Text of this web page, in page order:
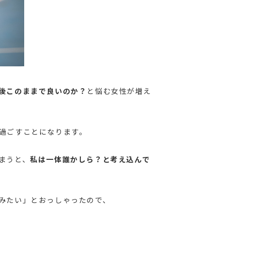
このままで良いのか？ と悩む女性が増え
すことになります。
うと、私は一体誰かしら？と考え込んで
い」とおっしゃったので、